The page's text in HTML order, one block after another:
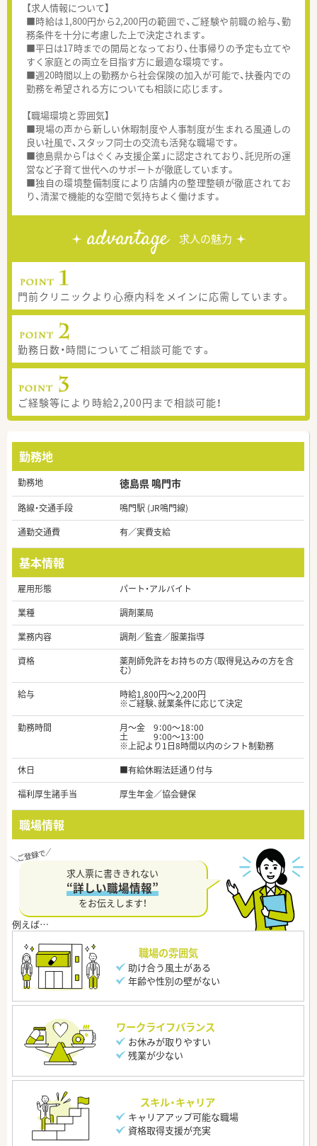
【求人情報について】
■時給は1,800円から2,200円の範囲で、ご経験や前職の給与、勤
務条件を十分に考慮した上で決定されます。
■平日は17時までの開局となっており、仕事帰りの予定も立てや
すく家庭との両立を目指す方に最適な環境です。
■週20時間以上の勤務から社会保険の加入が可能で、扶養内での
勤務を希望される方についても相談に応じます。
【職場環境と雰囲気】
■現場の声から新しい休暇制度や人事制度が生まれる風通しの
良い社風で、スタッフ同士の交流も活発な職場です。
■徳島県から「はぐくみ支援企業」に認定されており、託児所の運
営など子育て世代へのサポートが徹底しています。
■独自の環境整備制度により店舗内の整理整頓が徹底されてお
り、清潔で機能的な空間で気持ちよく働けます。
advantage 求人の魅力
門前クリニックより心療内科をメインに応需しています。
勤務日数・時間についてご相談可能です。
ご経験等により時給2,200円まで相談可能！
勤務地
勤務地 徳島県 鳴門市
路線・交通手段
鳴門駅 (JR鳴門線)
通勤交通費
有／実費支給
基本情報
雇用形態
パート・アルバイト
業種
調剤薬局
業務内容
調剤／監査／服薬指導
資格
薬剤師免許をお持ちの方（取得見込みの方を含
む）
給与
時給1,800円～2,200円
※ご経験、就業条件に応じて決定
勤務時間
月～金 9：00～18：00
土 9：00～13：00
※上記より1日8時間以内のシフト制勤務
休日
■有給休暇法廷通り付与
福利厚生諸手当
厚生年金／協会健保
職場情報
求人票に書ききれない
“詳しい職場情報”
をお伝えします！
職場の雰囲気
助け合う風土がある
年齢や性別の壁がない
ワークライフバランス
お休みが取りやすい
残業が少ない
スキル・キャリア
キャリアアップ可能な職場
資格取得支援が充実